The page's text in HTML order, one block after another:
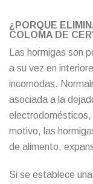
¿PORQUE
COLOMA DE
Las hormigas son
a su vez en
incomodas.
asociada a la
electrodomésticos,
motivo, las
de alimento,
Si se establece